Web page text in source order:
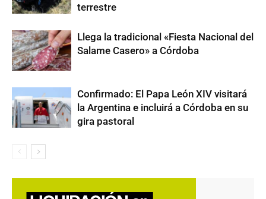
terrestre
Llega la tradicional «Fiesta Nacional del
Salame Casero» a Córdoba
Confirmado: El Papa León XIV visitará
la Argentina e incluirá a Córdoba en su
gira pastoral